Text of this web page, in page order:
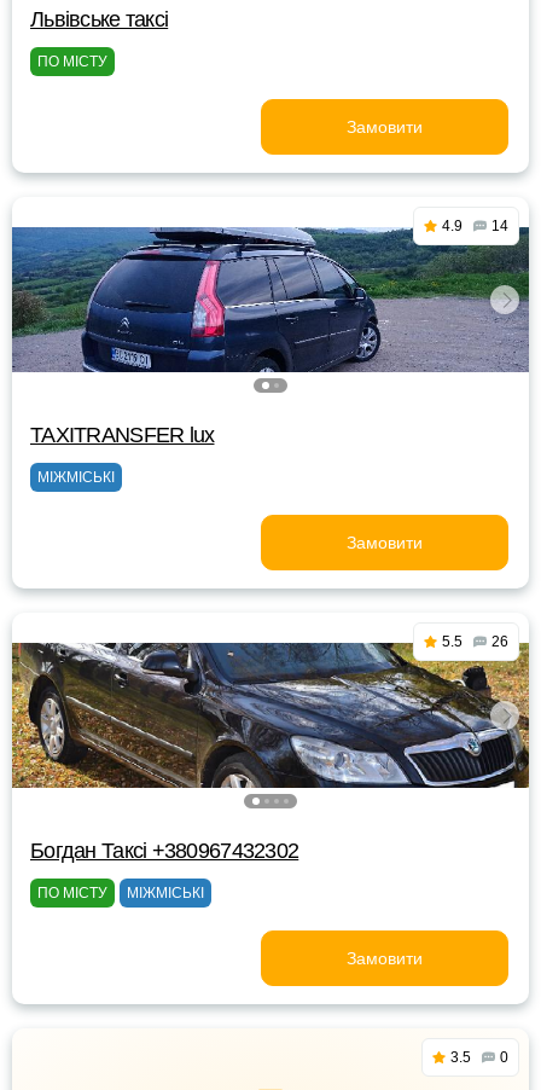
Львівське таксі
ПО МІСТУ
Замовити
4.9 14
TAXITRANSFER lux
МІЖМІСЬКІ
Замовити
5.5 26
Богдан Таксі +380967432302
ПО МІСТУ МІЖМІСЬКІ
Замовити
3.5 0